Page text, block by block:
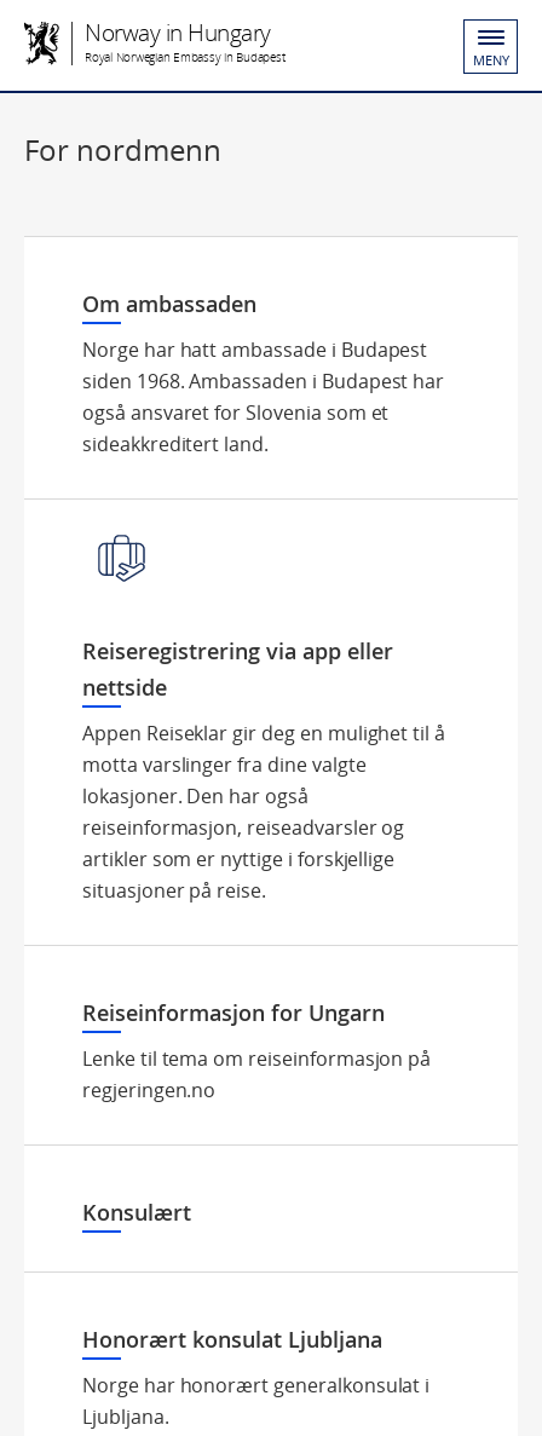
Norway in Hungary
Royal Norwegian Embassy in Budapest MENY
For nordmenn
Om ambassaden
Norge har hatt ambassade i Budapest
siden 1968. Ambassaden i Budapest har
også ansvaret for Slovenia som et
sideakkreditert land.
Reiseregistrering via app eller
nettside
Appen Reiseklar gir deg en mulighet til å
motta varslinger fra dine valgte
lokasjoner. Den har også
reiseinformasjon, reiseadvarsler og
artikler som er nyttige i forskjellige
situasjoner på reise.
Reiseinformasjon for Ungarn
Lenke til tema om reiseinformasjon på
regjeringen.no
Konsulært
Honorært konsulat Ljubljana
Norge har honorært generalkonsulat i
Ljubljana.